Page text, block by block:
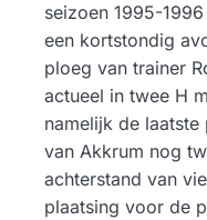
seizoen 1995-
een kortstondig
ploeg van trainer
actueel in twee H
namelijk de
van Akkrum nog
achterstand van
plaatsing voor de